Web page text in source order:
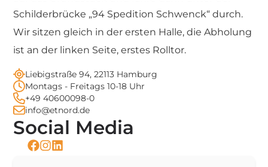
Schilderbrücke „94 Spedition Schwenck“ durch.
Wir sitzen gleich in der ersten Halle, die Abholung
ist an der linken Seite, erstes Rolltor.
Liebigstraße 94, 22113 Hamburg
Montags - Freitags 10-18 Uhr
+49 40600098-0
info@etnord.de
Social Media